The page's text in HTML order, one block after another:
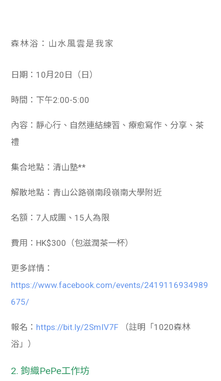
森林浴：山水風雲是我家
日期：10月20日（日）
時間：下午2:00-5:00
內容：靜心行、自然連結練習、療愈寫作、分享、茶
禮
集合地點：清山塾**
解散地點：青山公路嶺南段嶺南大學附近
名額：7人成團、15人為限
費用：HK$300（包滋潤茶一杯）
更多詳情：
https://www.facebook.com/events/2419116934989
675/
報名： https://bit.ly/2SmIV7F （註明「1020森林
浴」）
2. 鉤織PePe工作坊